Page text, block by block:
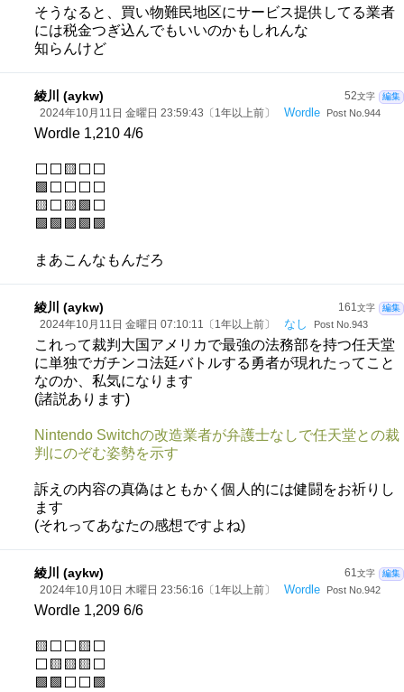
そうなると、買い物難民地区にサービス提供してる業者
には税金つぎ込んでもいいのかもしれんな
知らんけど
52文字 編集
綾川 (aykw)
2024年10月11日 金曜日 23:59:43〔1年以上前〕 Wordle Post No.944
Wordle 1,210 4/6
⬜⬜🟨⬜⬜
🟩⬜⬜⬜⬜
🟨⬜🟨🟩⬜
🟩🟩🟩🟩🟩
まあこんなもんだろ
161 文字 編集
綾川 (aykw)
2024年10月11日 金曜日 07:10:11〔1年以上前〕 なし Post No.943
これって裁判大国アメリカで最強の法務部を持つ任天堂
に単独でガチンコ法廷バトルする勇者が現れたってこと
なのか、私気になります
(諸説あります)
Nintendo Switchの改造業者が弁護士なしで任天堂との裁
判にのぞむ姿勢を示す
訴えの内容の真偽はともかく個人的には健闘をお祈りし
ます
(それってあなたの感想ですよね)
61 文字 編集
綾川 (aykw)
2024年10月10日 木曜日 23:56:16〔1年以上前〕 Wordle Post No.942
Wordle 1,209 6/6
🟨⬜⬜🟨⬜
⬜🟨🟨🟨⬜
🟩🟩⬜⬜🟩